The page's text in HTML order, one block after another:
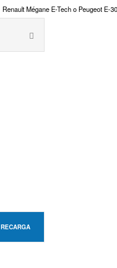
Renault Mégane E-Tech o Peugeot E-
RECARGA